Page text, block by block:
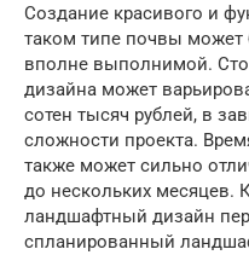
Создание красивого и
таком типе почвы может
вполне выполнимой.
дизайна может
сотен тысяч рублей, в
сложности проекта.
также может сильно
до нескольких месяцев.
ландшафтный дизайн
спланированный